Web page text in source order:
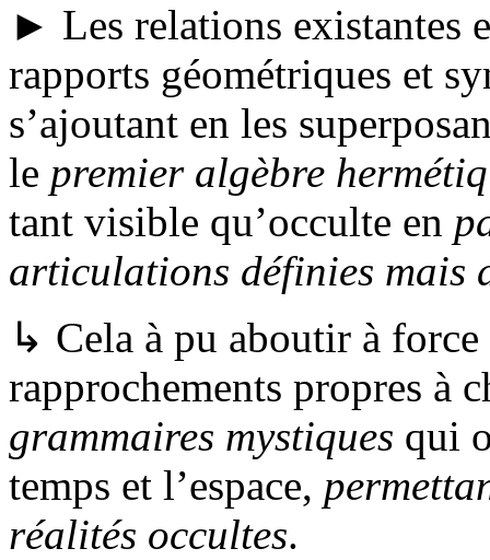
► Les relations existantes
rapports géométriques et
s’ajoutant en les
le premier algèbre
tant visible qu’occulte en
articulations définies mais
↳ Cela à pu aboutir à
rapprochements propres à
grammaires mystiques qui
temps et l’espace,
réalités occultes.